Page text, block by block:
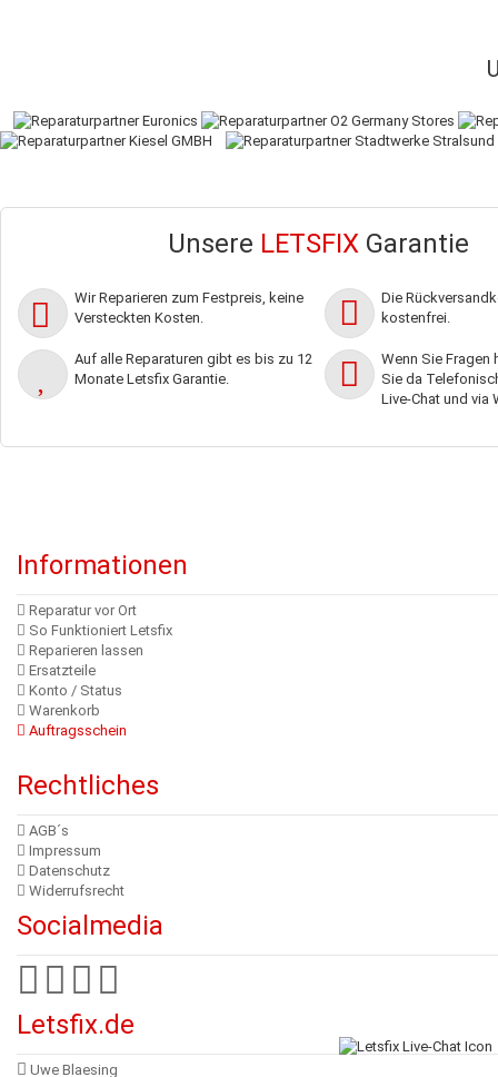
Unsere LETSFIX Garantie
Wir Reparieren zum Festpreis, keine
Versteckten Kosten.
Die
kostenfrei.
Auf alle Reparaturen gibt es bis zu 12
Monate Letsfix Garantie.
Wenn Sie Fragen
Sie da
Live-Chat und via
Informationen
Reparatur vor Ort
So Funktioniert Letsfix
Reparieren lassen
Ersatzteile
Konto / Status
Warenkorb
Auftragsschein
Rechtliches
AGB´s
Impressum
Datenschutz
Widerrufsrecht
Socialmedia
Letsfix.de
Uwe Blaesing